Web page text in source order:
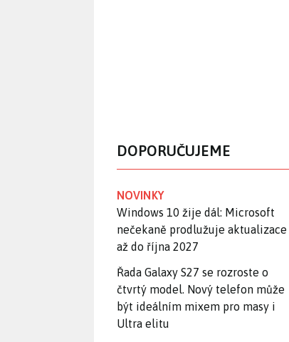
DOPORUČUJEME
NOVINKY
Windows 10 žije dál: Microsoft
nečekaně prodlužuje aktualizace
až do října 2027
Řada Galaxy S27 se rozroste o
čtvrtý model. Nový telefon může
být ideálním mixem pro masy i
Ultra elitu